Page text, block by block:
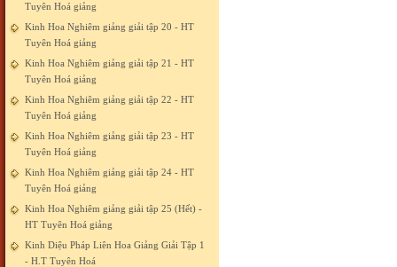
Tuyên Hoá giảng
Kinh Hoa Nghiêm giảng giải tập 20 - HT
Tuyên Hoá giảng
Kinh Hoa Nghiêm giảng giải tập 21 - HT
Tuyên Hoá giảng
Kinh Hoa Nghiêm giảng giải tập 22 - HT
Tuyên Hoá giảng
Kinh Hoa Nghiêm giảng giải tập 23 - HT
Tuyên Hoá giảng
Kinh Hoa Nghiêm giảng giải tập 24 - HT
Tuyên Hoá giảng
Kinh Hoa Nghiêm giảng giải tập 25 (Hết) -
HT Tuyên Hoá giảng
Kinh Diệu Pháp Liên Hoa Giảng Giải Tập 1
- H.T Tuyên Hoá